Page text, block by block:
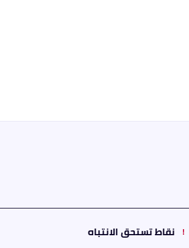
! نقاط تستحق الانتباه